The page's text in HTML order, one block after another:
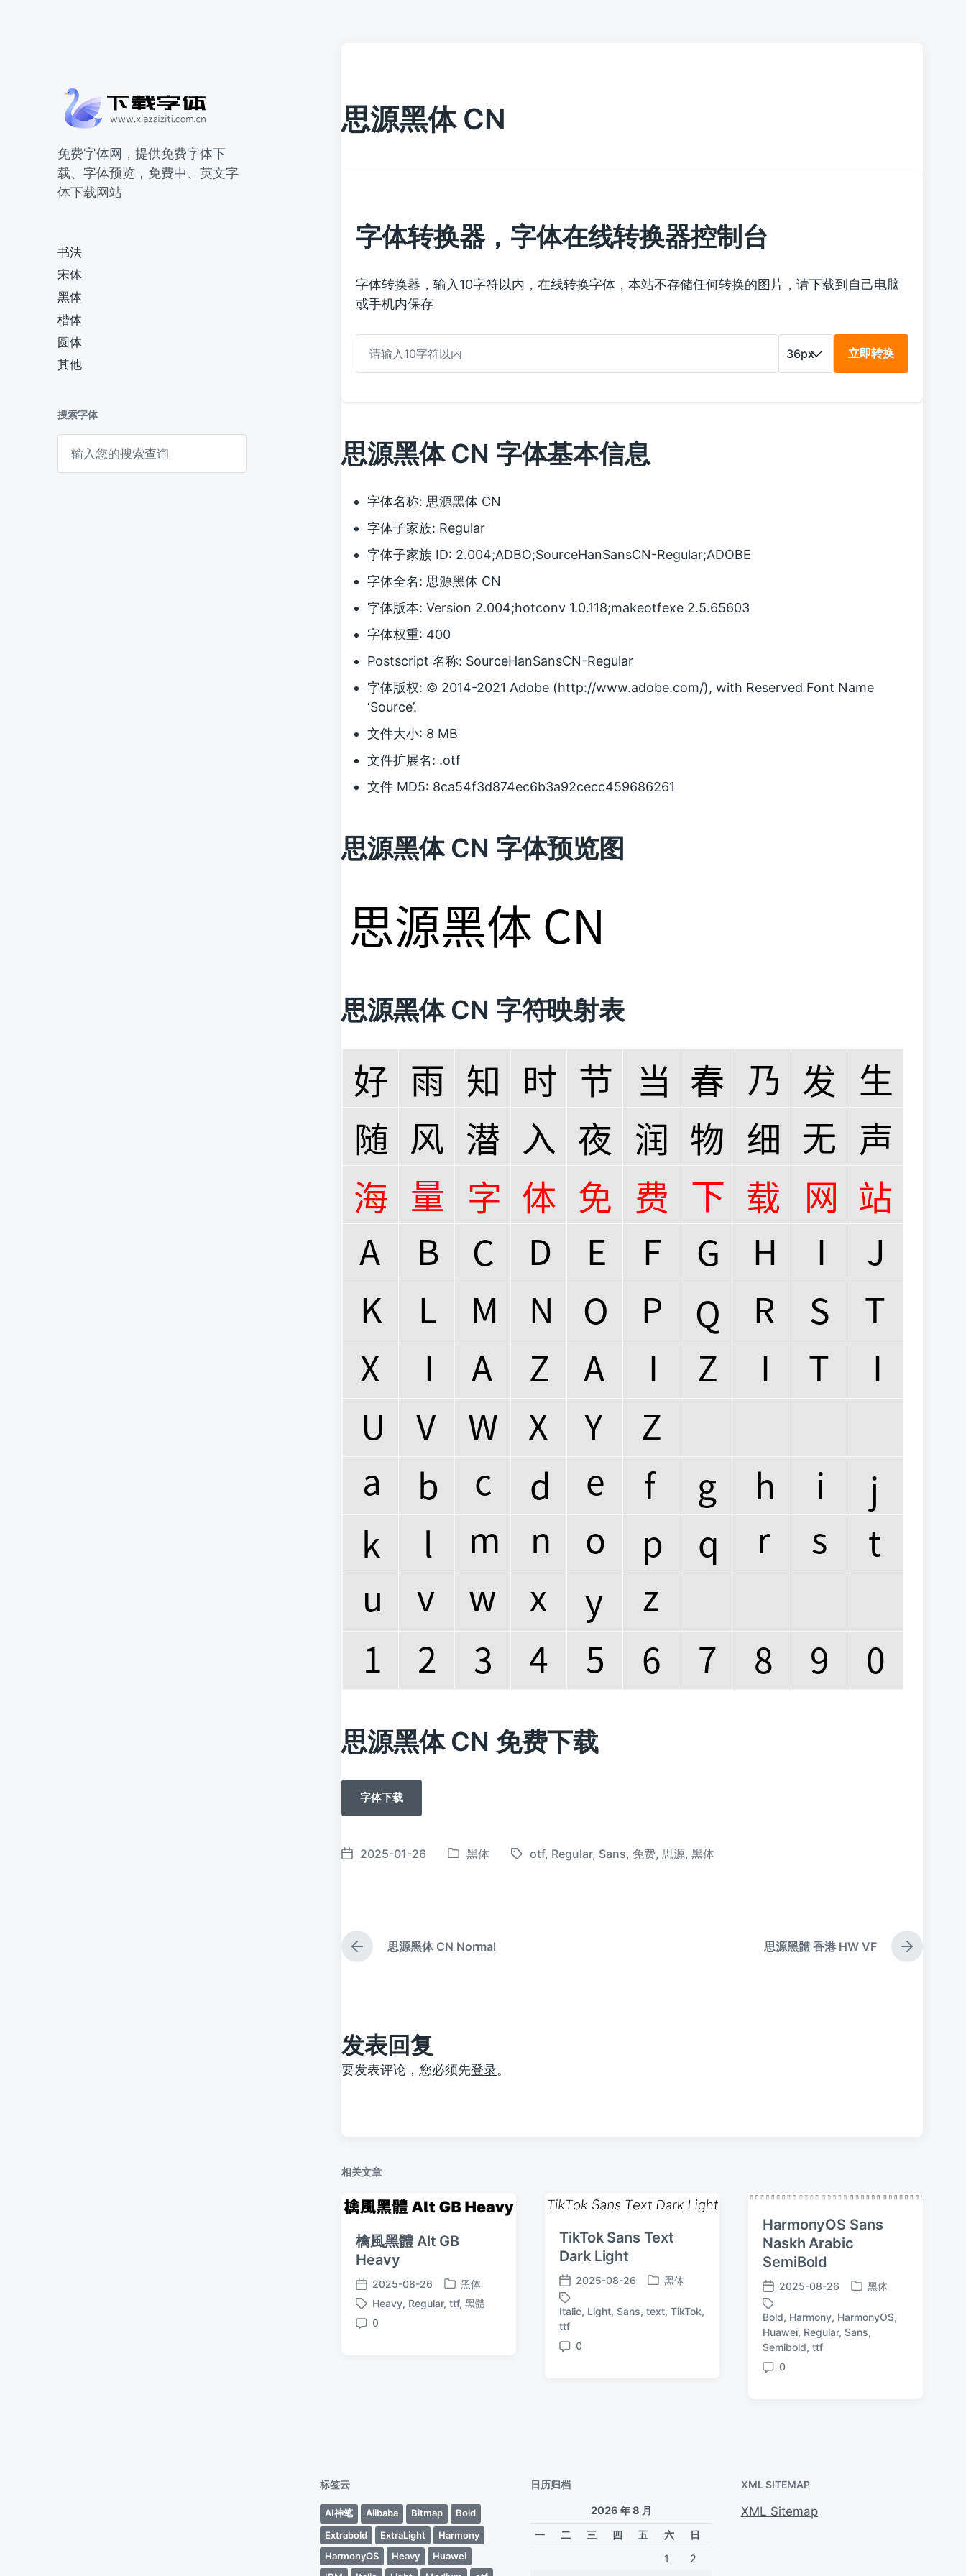
免费字体网，提供免费字体下
载、字体预览，免费中、英文字
体下载网站
书法
宋体
黑体
楷体
圆体
其他
搜索字体
思源黑体 CN
字体转换器，字体在线转换器控制台
字体转换器，输入10字符以内，在线转换字体，本站不存储任何转换的图片，请下载到自己电脑
或手机内保存
立即转换
思源黑体 CN 字体基本信息
字体名称: 思源黑体 CN
字体子家族: Regular
字体子家族 ID: 2.004;ADBO;SourceHanSansCN-Regular;ADOBE
字体全名: 思源黑体 CN
字体版本: Version 2.004;hotconv 1.0.118;makeotfexe 2.5.65603
字体权重: 400
Postscript 名称: SourceHanSansCN-Regular
字体版权: © 2014-2021 Adobe (http://www.adobe.com/), with Reserved Font Name
‘Source’.
文件大小: 8 MB
文件扩展名: .otf
文件 MD5: 8ca54f3d874ec6b3a92cecc459686261
思源黑体 CN 字体预览图
思源黑体 CN 字符映射表
思源黑体 CN 免费下载
字体下载
发
2025-01-26
发
黑体
标
otf, Regular, Sans, 免费, 思源,黑体
上
篇
思源黑体 CN Normal
下
篇
思源黑體 香港 HW VF
发表回复
要发表评论，您必须先登录。
相关文章
檎風黑體 Alt GB
Heavy
发
布
日
2025-08-26
发
布
黑体
标
签
Heavy, Regular,ttf,黑體
评
0
TikTok Sans Text
Dark Light
发
布
日
期
2025-08-26
发
于
黑体
标
Italic, Light,Sans,text,TikTok,
ttf
评
0
HarmonyOS Sans
Naskh Arabic
SemiBold
发
布
日
期
2025-08-26
发
于
黑体
标
签
Bold, Harmony, HarmonyOS,
Huawei, Regular,Sans,
Semibold,ttf
评
0
标签云
AI神笔 Alibaba Bitmap
Bold
Extrabold
ExtraLight
Harmony
HarmonyOS
Heavy
Huawei
日历归档
2026 年 8 月
一
二 三 四 五 六
日
1
2
XML SITEMAP
XML Sitemap